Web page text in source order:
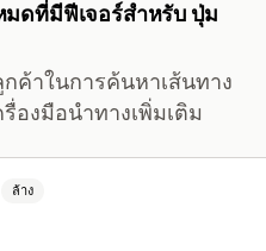
มดที่มีฟีเจอร์สำหรับ ปุ่ม
ค้าในการค้นหาเส้นทาง
องมือนำทางเพิ่มเติม
ล้าง